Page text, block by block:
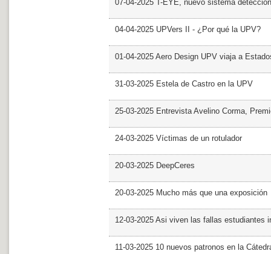
07-04-2025 T-EYE, nuevo sistema
04-04-2025 UPVers II - ¿Por qué la UPV?
01-04-2025 Aero Design UPV viaja a
31-03-2025 Estela de Castro en la UPV
25-03-2025 Entrevista Avelino Corma,
24-03-2025 Víctimas de un rotulador
20-03-2025 DeepCeres
20-03-2025 Mucho más que una exposición
12-03-2025 Asi viven las fallas estudiantes
11-03-2025 10 nuevos patronos en la